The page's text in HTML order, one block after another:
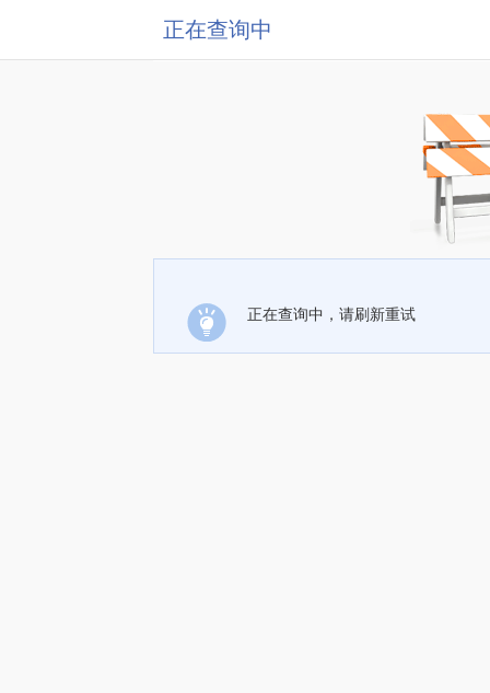
正在查询中
正在查询中，请刷新重试